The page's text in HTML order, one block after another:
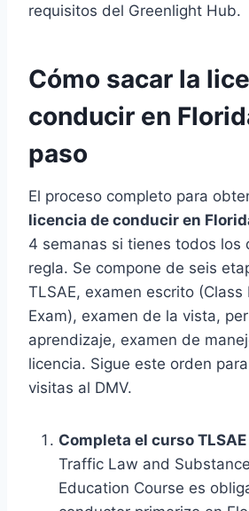
requisitos del Greenlight Hub.
Cómo sacar la
conducir en
paso
El proceso completo para
licencia de conducir en
4 semanas si tienes todos los
regla. Se compone de seis
TLSAE, examen escrito (Class
Exam), examen de la vista,
aprendizaje, examen de
licencia. Sigue este orden
visitas al DMV.
Completa el curso
Traffic Law and
Education Course es